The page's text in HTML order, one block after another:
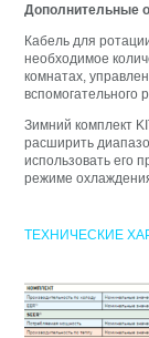
Дополнительные
Кабель для
необходимое
комнатах,
вспомогательного
Зимний комплект
расширить
использовать его
режиме
ТЕХНИЧЕСКИЕ